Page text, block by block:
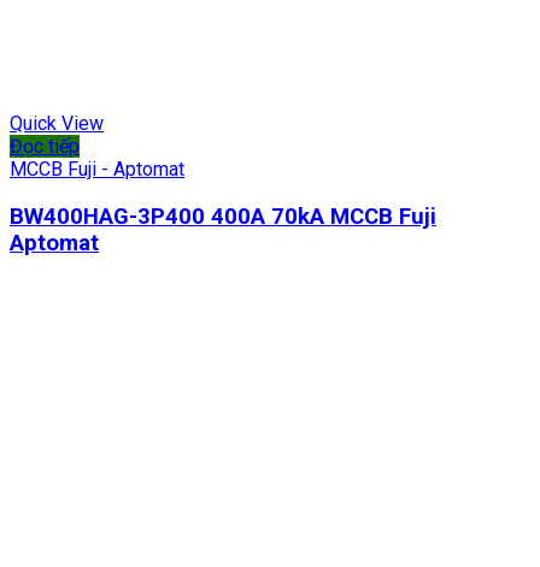
Quick View
Đọc tiếp
MCCB Fuji - Aptomat
BW400HAG-3P400 400A 70kA MCCB Fuji
Aptomat